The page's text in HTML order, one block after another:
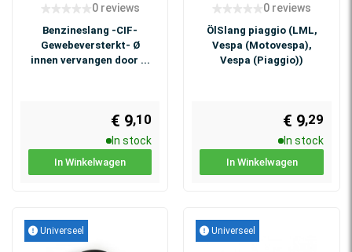
0 reviews
Benzineslang -CIF-
Gewebeversterkt- Ø
innen vervangen door ...
€ 9,10
In stock
In Winkelwagen
0 reviews
ÖlSlang piaggio (LML,
Vespa (Motovespa),
Vespa (Piaggio))
€ 9,29
In stock
In Winkelwagen
Universeel Universeel